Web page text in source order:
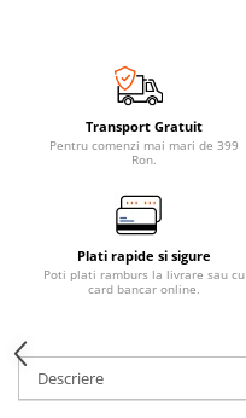
Transport Gratuit
Pentru comenzi mai mari de 399
Ron.
Plati rapide si sigure
Poti plati ramburs la livrare sau cu
card bancar online.
Descriere